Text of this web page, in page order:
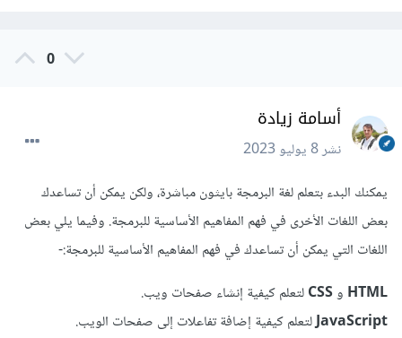
0
أسامة زيادة
نشر8 يوليو 2023
يمكنك البدء بتعلم لغة البرمجة بايثون مباشرة، ولكن يمكن أن تساعدك
بعض اللغات الأخرى في فهم المفاهيم الأساسية للبرمجة. وفيما يلي بعض
اللغات التي يمكن أن تساعدك في فهم المفاهيم الأساسية للبرمجة:-
HTMLوCSS لتعلم كيفية إنشاء صفحات ويب.
JavaScriptلتعلم كيفية إضافة تفاعلات إلى صفحات الويب.